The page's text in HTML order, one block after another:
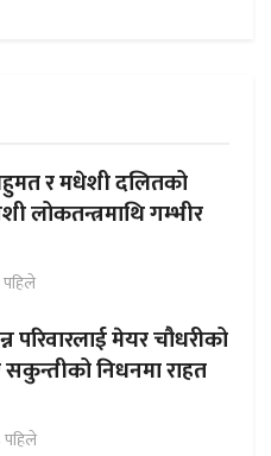
र मधेशी दलितको
लोकतन्त्रमाथि गम्भीर
परिवारलाई मेयर चौधरीको
निधनमा राहत